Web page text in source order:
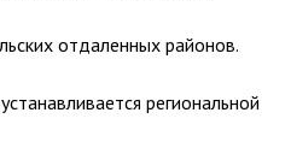
отдаленных районов.
региональной